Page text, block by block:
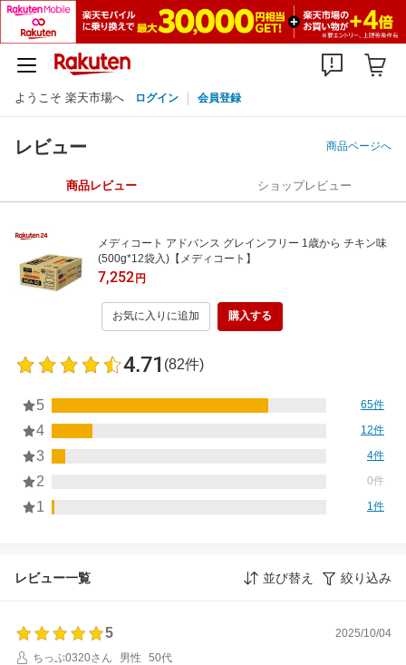
ようこそ 楽天市場へ ログイン 会員登録
レビュー 商品ページへ
商品レビュー ショップレビュー
メディコート アドバンス グレインフリー 1歳から チキン味
(500g*12袋入)【メディコート】
7,252円
お気に入りに追加 購入する
4.71 (82件)
5 65件
4 12件
3 4件
2 0件
1 1件
レビュー一覧 並び替え 絞り込み
5
2025/10/04
ちっぷ0320さん
男性 50代